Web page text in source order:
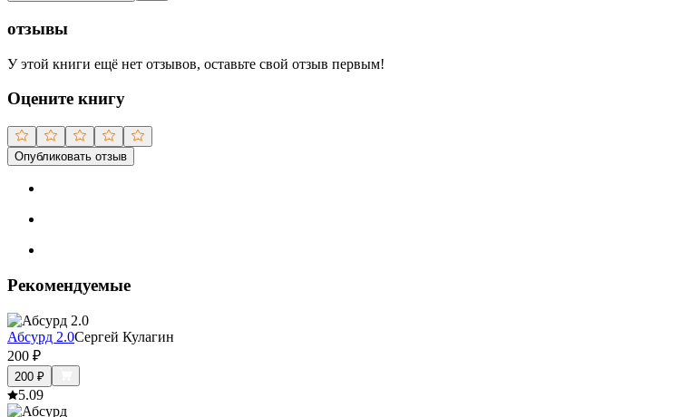
отзывы
У этой книги ещё нет отзывов, оставьте свой отзыв первым!
Оцените книгу
Опубликовать отзыв
Рекомендуемые
Абсурд 2.0Сергей Кулагин
200 ₽
200 ₽
5.09